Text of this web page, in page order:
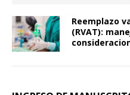
Reemplazo
(RVAT):